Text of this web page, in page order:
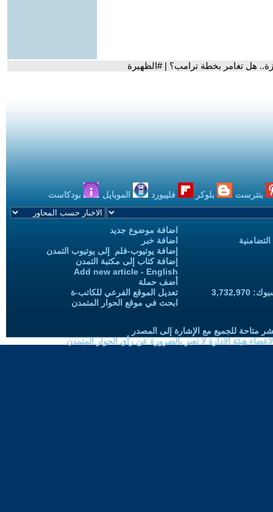
هل تغامر بخطة ترامب؟ | #الظهيرة
بنترست بلوكر فليبورد الموبايل بودكاست
اضافة موضوع جديد
اضافة خبر
إضافة يوتيوب-فلم إلى يوتيوب التمدن
إضافة كتاب إلى مكتبة التمدن
Add new article - English
أضف حملة
تعديل الموقع الفرعي للكاتب-ة
ابحث في موقع الحوار المتمدن
متاحة للجميع مع الإشارة إلى المصدر
هيئة الادارة لا تعبر بالضرورة عن رأي الحوار المتمدن